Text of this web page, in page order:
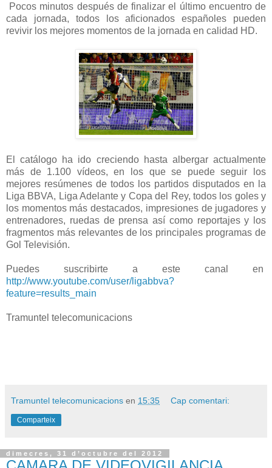
Pocos minutos después de finalizar el último encuentro de
cada jornada, todos los aficionados españoles pueden
revivir los mejores momentos de la jornada en calidad HD.
El catálogo ha ido creciendo hasta albergar actualmente
más de 1.100 vídeos, en los que se puede seguir los
mejores resúmenes de todos los partidos disputados en la
Liga BBVA, Liga Adelante y Copa del Rey, todos los goles y
los momentos más destacados, impresiones de jugadores y
entrenadores, ruedas de prensa así como reportajes y los
fragmentos más relevantes de los principales programas de
Gol Televisión.
Puedes suscribirte a este canal en
http://www.youtube.com/user/ligabbva?
feature=results_main
Tramuntel telecomunicacions
Tramuntel telecomunicacions en 15:35 Cap comentari:
Comparteix
dimecres, 31 d’octubre del 2012